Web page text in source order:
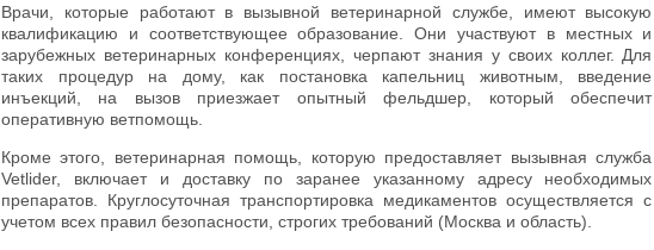
Врачи, которые работают в вызывной ветеринарной службе, имеют высокую
квалификацию и соответствующее образование. Они участвуют в местных и
зарубежных ветеринарных конференциях, черпают знания у своих коллег. Для
таких процедур на дому, как постановка капельниц животным, введение
инъекций, на вызов приезжает опытный фельдшер, который обеспечит
оперативную ветпомощь.
Кроме этого, ветеринарная помощь, которую предоставляет вызывная служба
Vetlider, включает и доставку по заранее указанному адресу необходимых
препаратов. Круглосуточная транспортировка медикаментов осуществляется с
учетом всех правил безопасности, строгих требований (Москва и область).